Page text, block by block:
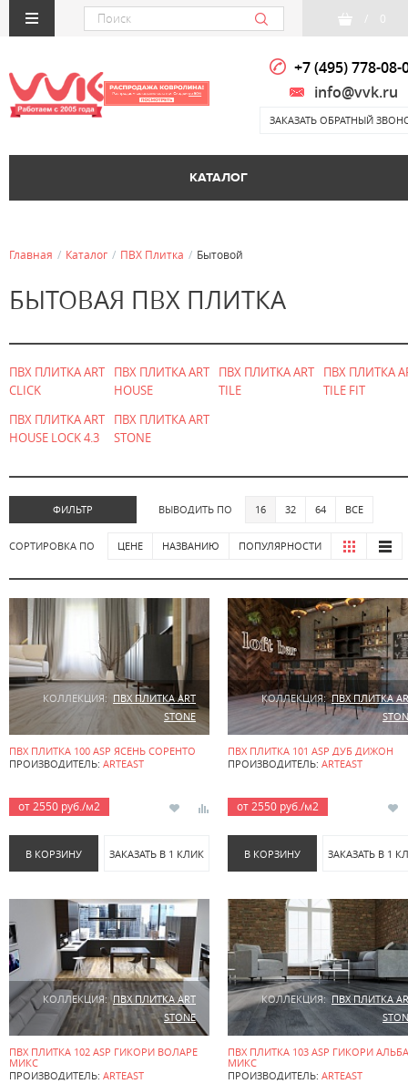
/ 0
+7 (495) 778-08-
info@vvk.ru
ЗАКАЗАТЬ ОБРАТНЫЙ
КАТАЛОГ
Главная / Каталог / ПВХ Плитка / Бытовой
БЫТОВАЯ ПВХ ПЛИТКА
ПВХ ПЛИТКА ART
CLICK
ПВХ ПЛИТКА ART
HOUSE
ПВХ ПЛИТКА ART
HOUSE LOCK 4.3
ПВХ ПЛИТКА ART
STONE
ПВХ ПЛИТКА ART
TILE
ПВХ ПЛИТКА
TILE FIT
ФИЛЬТР ВЫВОДИТЬ ПО 16 32 64 ВСЕ
СОРТИРОВКА ПО ЦЕНЕ НАЗВАНИЮ ПОПУЛЯРНОСТИ
КОЛЛЕКЦИЯ: ПВХ ПЛИТКА ART
STONE
ПВХ ПЛИТКА 100 ASP ЯСЕНЬ СОРЕНТО
ПРОИЗВОДИТЕЛЬ: ARTEAST
от 2550 руб./м2
В КОРЗИНУ ЗАКАЗАТЬ В 1 КЛИК
КОЛЛЕКЦИЯ: ПВХ ПЛИТКА
ПВХ ПЛИТКА 101 ASP ДУБ ДИЖОН
ПРОИЗВОДИТЕЛЬ: ARTEAST
от 2550 руб./м2
В КОРЗИНУ ЗАКАЗАТЬ В 1
КОЛЛЕКЦИЯ: ПВХ ПЛИТКА ART
STONE
ПВХ ПЛИТКА 102 ASP ГИКОРИ ВОЛАРЕ
МИКС
ПРОИЗВОДИТЕЛЬ: ARTEAST
КОЛЛЕКЦИЯ: ПВХ ПЛИТКА
ПВХ ПЛИТКА 103 ASP ГИКОРИ АЛЬБА
МИКС
ПРОИЗВОДИТЕЛЬ: ARTEAST